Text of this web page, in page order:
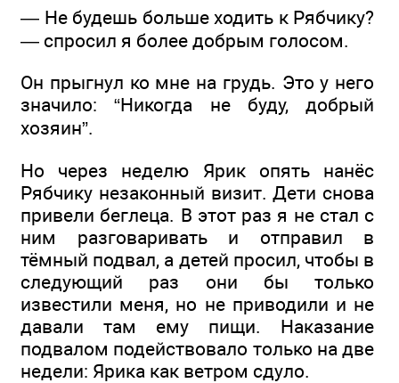
— Не будешь больше ходить к Рябчику?
— спросил я более добрым голосом.
Он прыгнул ко мне на грудь. Это у него
значило: “Никогда не буду, добрый
хозяин”.
Но через неделю Ярик опять нанёс
Рябчику незаконный визит. Дети снова
привели беглеца. В этот раз я не стал с
ним разговаривать и отправил в
тёмный подвал, а детей просил, чтобы в
следующий раз они бы только
известили меня, но не приводили и не
давали там ему пищи. Наказание
подвалом подействовало только на две
недели: Ярика как ветром сдуло.